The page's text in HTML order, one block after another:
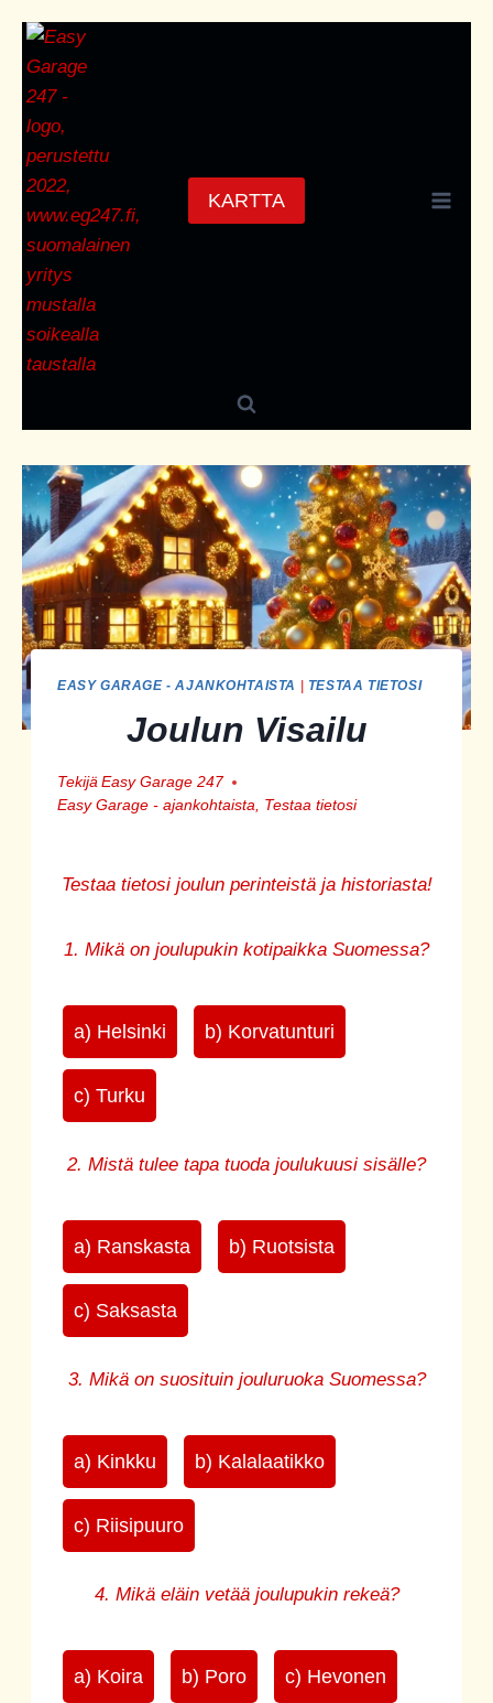
Siirry
sisältöön
KARTTA
EASY GARAGE - AJANKOHTAISTA TESTAA TIETOSI
Joulun Visailu
Tekijä Easy Garage 247
Easy Garage - ajankohtaista, Testaa tietosi
Testaa tietosi joulun perinteistä ja historiasta!
1. Mikä on joulupukin kotipaikka Suomessa?
a) Helsinki b) Korvatunturi
c) Turku
2. Mistä tulee tapa tuoda joulukuusi sisälle?
a) Ranskasta b) Ruotsista
c) Saksasta
3. Mikä on suosituin jouluruoka Suomessa?
a) Kinkku b) Kalalaatikko
c) Riisipuuro
4. Mikä eläin vetää joulupukin rekeä?
a) Koira b) Poro c) Hevonen